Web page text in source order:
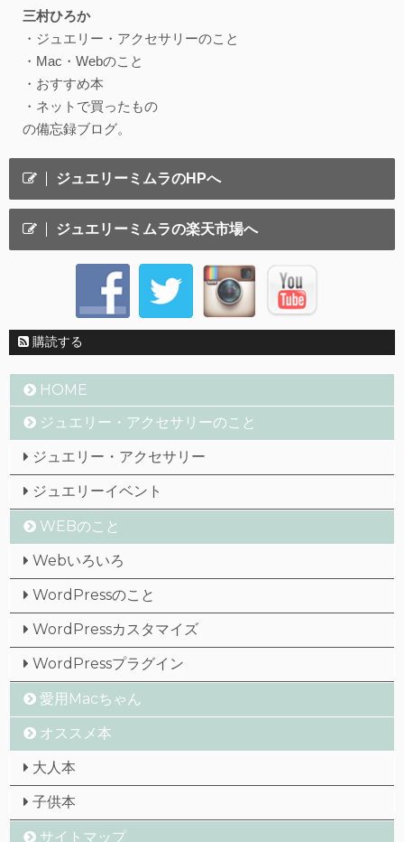
三村ひろか
・ジュエリー・アクセサリーのこと
・Mac・Webのこと
・おすすめ本
・ネットで買ったもの
の備忘録ブログ。
ジュエリーミムラのHPへ
ジュエリーミムラの楽天市場へ
購読する
HOME
ジュエリー・アクセサリーのこと
ジュエリー・アクセサリー
ジュエリーイベント
WEBのこと
Webいろいろ
WordPressのこと
WordPressカスタマイズ
WordPressプラグイン
愛用Macちゃん
オススメ本
大人本
子供本
サイトマップ